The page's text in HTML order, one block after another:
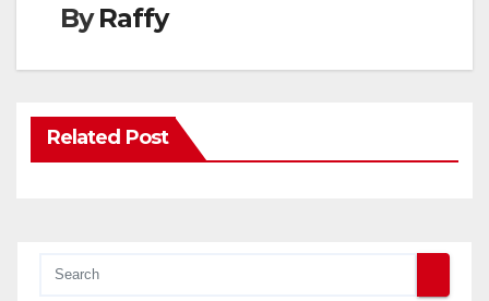
ByRaffy
Related Post